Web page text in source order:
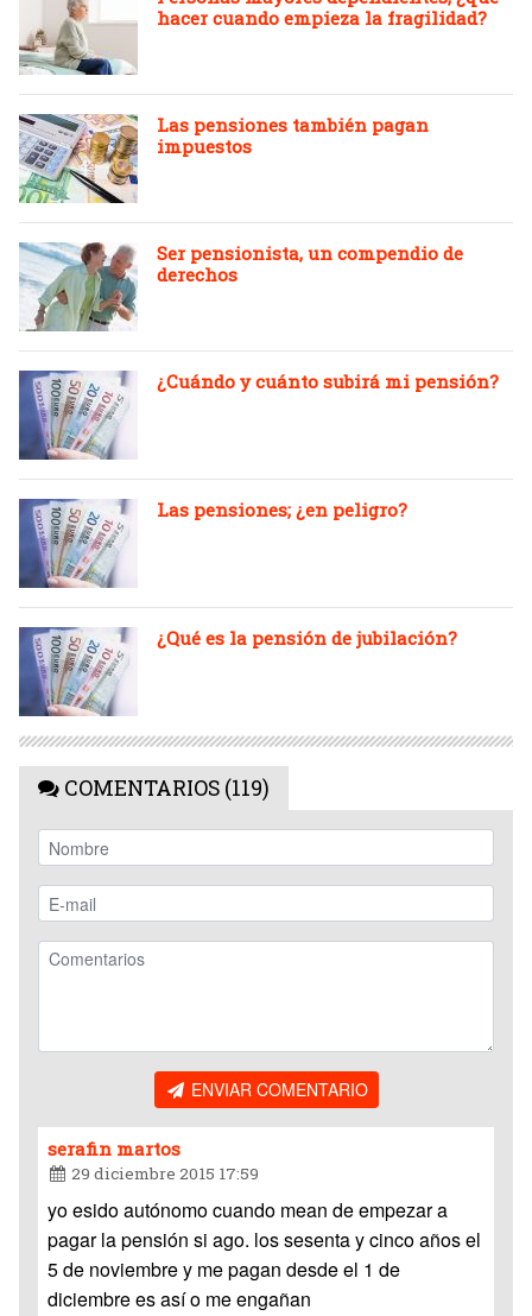
hacer cuando empieza la fragilidad?
Las pensiones también pagan
impuestos
Ser pensionista, un compendio de
derechos
¿Cuándo y cuánto subirá mi pensión?
Las pensiones; ¿en peligro?
¿Qué es la pensión de jubilación?
COMENTARIOS (119)
ENVIAR COMENTARIO
serafin martos
29 diciembre 2015 17:59
yo esido autónomo cuando mean de empezar a
pagar la pensión si ago. los sesenta y cinco años el
5 de noviembre y me pagan desde el 1 de
diciembre es así o me engañan